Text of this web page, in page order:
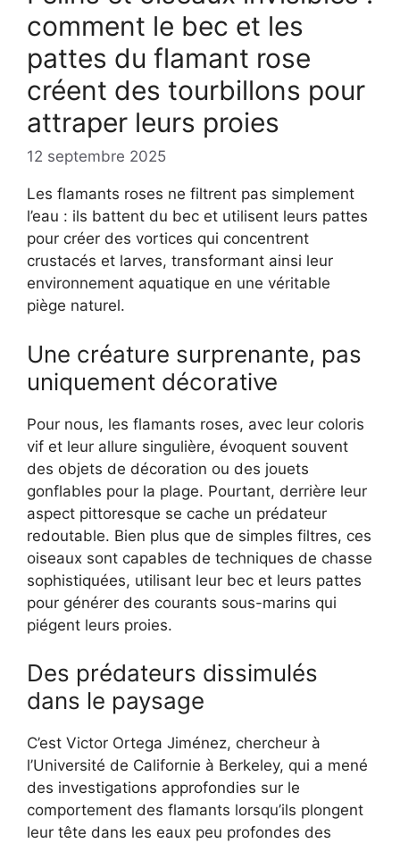
comment le bec et les
pattes du flamant rose
créent des tourbillons pour
attraper leurs proies
12 septembre 2025
Les flamants roses ne filtrent pas simplement
l’eau : ils battent du bec et utilisent leurs pattes
pour créer des vortices qui concentrent
crustacés et larves, transformant ainsi leur
environnement aquatique en une véritable
piège naturel.
Une créature surprenante, pas
uniquement décorative
Pour nous, les flamants roses, avec leur coloris
vif et leur allure singulière, évoquent souvent
des objets de décoration ou des jouets
gonflables pour la plage. Pourtant, derrière leur
aspect pittoresque se cache un prédateur
redoutable. Bien plus que de simples filtres, ces
oiseaux sont capables de techniques de chasse
sophistiquées, utilisant leur bec et leurs pattes
pour générer des courants sous-marins qui
piégent leurs proies.
Des prédateurs dissimulés
dans le paysage
C’est Victor Ortega Jiménez, chercheur à
l’Université de Californie à Berkeley, qui a mené
des investigations approfondies sur le
comportement des flamants lorsqu’ils plongent
leur tête dans les eaux peu profondes des